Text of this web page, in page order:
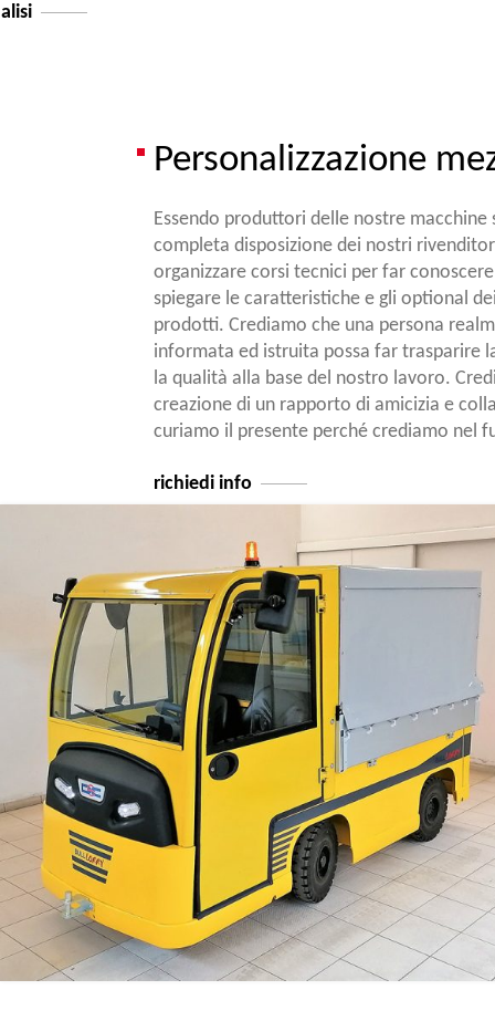
Personalizzazione
Essendo produttori delle nostre macchine
completa disposizione dei nostri
organizzare corsi tecnici per far
spiegare le caratteristiche e gli optional
prodotti. Crediamo che una persona
informata ed istruita possa far trasparire
la qualità alla base del nostro lavoro.
creazione di un rapporto di amicizia e
curiamo il presente perché crediamo nel
richiedi info